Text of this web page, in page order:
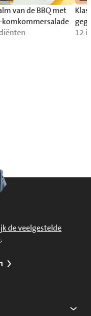
van de BBQ met
komkommersalade
12
de veelgestelde
.